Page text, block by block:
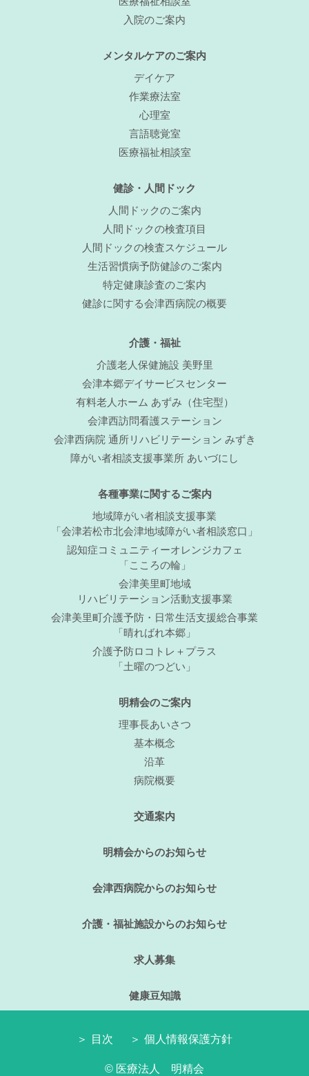
入院のご案内
メンタルケアのご案内
デイケア
作業療法室
心理室
言語聴覚室
医療福祉相談室
健診・人間ドック
人間ドックのご案内
人間ドックの検査項目
人間ドックの検査スケジュール
生活習慣病予防健診のご案内
特定健康診査のご案内
健診に関する会津西病院の概要
介護・福祉
介護老人保健施設 美野里
会津本郷デイサービスセンター
有料老人ホーム あずみ（住宅型）
会津西訪問看護ステーション
会津西病院 通所リハビリテーション みずき
障がい者相談支援事業所 あいづにし
各種事業に関するご案内
地域障がい者相談支援事業
「会津若松市北会津地域障がい者相談窓口」
認知症コミュニティーオレンジカフェ
「こころの輪」
会津美里町地域
リハビリテーション活動支援事業
会津美里町介護予防・日常生活支援総合事業
「晴ればれ本郷」
介護予防ロコトレ＋プラス
「土曜のつどい」
明精会のご案内
理事長あいさつ
基本概念
沿革
病院概要
交通案内
明精会からのお知らせ
会津西病院からのお知らせ
介護・福祉施設からのお知らせ
求人募集
健康豆知識
目次 個人情報保護方針
© 医療法人 明精会